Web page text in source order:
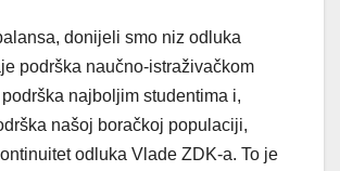
donijeli smo niz odluka
podrška naučno-istraživačkom
najboljim studentima i,
našoj boračkoj populaciji,
odluka Vlade ZDK-a. To je